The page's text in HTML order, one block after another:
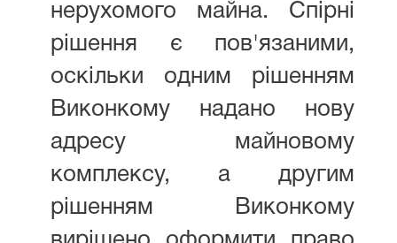
нерухомого майна. Спірні
рішення є пов'язаними,
оскільки одним рішенням
Виконкому надано нову
адресу майновому
комплексу, а другим
рішенням Виконкому